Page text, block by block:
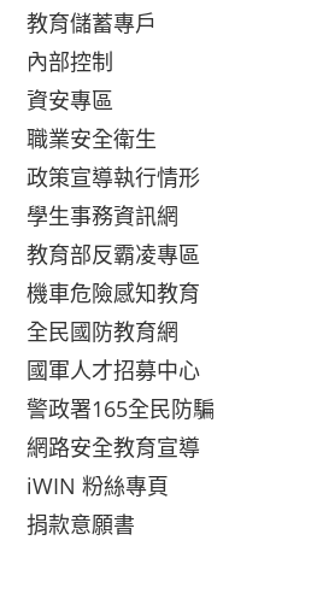
教育儲蓄專戶
內部控制
資安專區
職業安全衛生
政策宣導執行情形
學生事務資訊網
教育部反霸凌專區
機車危險感知教育
全民國防教育網
國軍人才招募中心
警政署165全民防騙
網路安全教育宣導
iWIN 粉絲專頁
捐款意願書